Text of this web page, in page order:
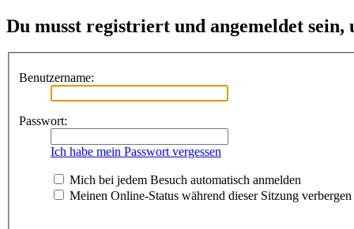
Du musst registriert und angemeldet
Benutzername:
Passwort:
Ich habe mein Passwort vergessen
Mich bei jedem Besuch automatisch anmelden
Meinen Online-Status während dieser Sitzung verbergen